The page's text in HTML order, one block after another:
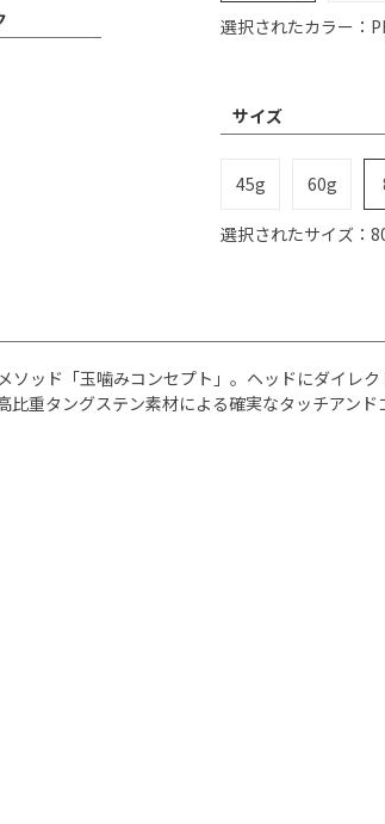
選択されたカラー：
サイズ
45g 60g
選択されたサイズ：
ッド「玉噛みコンセプト」。ヘッドにダイレ
重タングステン素材による確実なタッチアン